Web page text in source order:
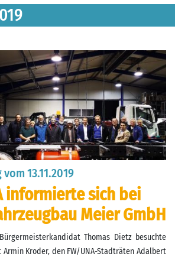
13.11.2019
informierte sich bei
Meier GmbH
Thomas Dietz besuchte
Kroder, den FW/UNA-Stadträten Adalbert